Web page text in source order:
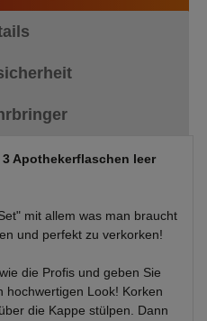
Apothekerflaschen leer
mit allem was man braucht
und perfekt zu verkorken!
die Profis und geben Sie
hochwertigen Look! Korken
die Kappe stülpen. Dann